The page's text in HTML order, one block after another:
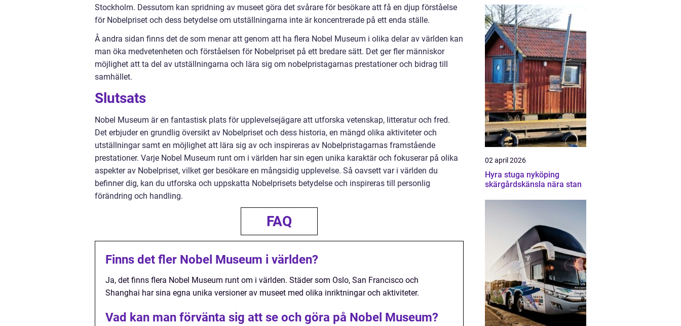
Stockholm. Dessutom kan spridning av museet göra det svårare för besökare att få en djup förståelse
för Nobelpriset och dess betydelse om utställningarna inte är koncentrerade på ett enda ställe.
Å andra sidan finns det de som menar att genom att ha flera Nobel Museum i olika delar av världen kan
man öka medvetenheten och förståelsen för Nobelpriset på ett bredare sätt. Det ger fler människor
möjlighet att ta del av utställningarna och lära sig om nobelpristagarnas prestationer och bidrag till
samhället.
Slutsats
Nobel Museum är en fantastisk plats för upplevelsejägare att utforska vetenskap, litteratur och fred.
Det erbjuder en grundlig översikt av Nobelpriset och dess historia, en mängd olika aktiviteter och
utställningar samt en möjlighet att lära sig av och inspireras av Nobelpristagarnas framstående
prestationer. Varje Nobel Museum runt om i världen har sin egen unika karaktär och fokuserar på olika
aspekter av Nobelpriset, vilket ger besökare en mångsidig upplevelse. Så oavsett var i världen du
befinner dig, kan du utforska och uppskatta Nobelprisets betydelse och inspireras till personlig
förändring och handling.
FAQ
Finns det fler Nobel Museum i världen?
Ja, det finns flera Nobel Museum runt om i världen. Städer som Oslo, San Francisco och
Shanghai har sina egna unika versioner av museet med olika inriktningar och aktiviteter.
Vad kan man förvänta sig att se och göra på Nobel Museum?
02 april 2026
Hyra stuga nyköping
skärgårdskänsla nära stan